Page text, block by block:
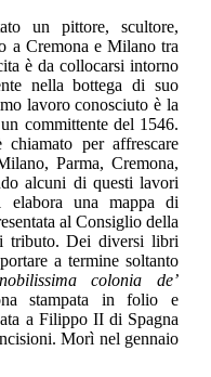
un pittore, scultore,
a Cremona e Milano tra
è da collocarsi intorno
nella bottega di suo
lavoro conosciuto è la
committente del 1546.
per affrescare
Parma, Cremona,
alcuni di questi lavori
una mappa di
al Consiglio della
tributo. Dei diversi libri
a termine soltanto
colonia de’
stampata in folio e
a Filippo II di Spagna
Morì nel gennaio